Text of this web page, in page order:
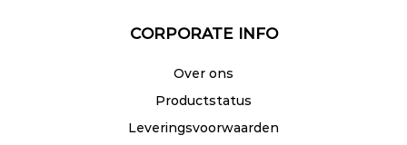
CORPORATE INFO
Over ons
Productstatus
Leveringsvoorwaarden